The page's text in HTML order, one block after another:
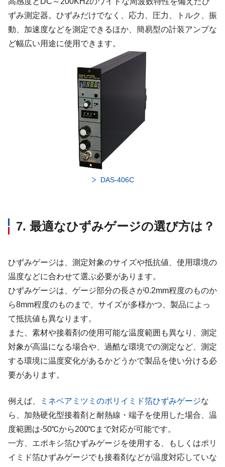
ずみ測定器。ひずみだけでなく、応力、圧力、トルク、振
動、加速度などを測定できるほか、簡易型の計装アンプな
ど幅広い用途に使用できます。
DAS-406C
7. 最適なひずみゲージの選び方は？
ひずみゲージは、測定対象のサイズや抵抗値、使用環境の
温度などに合わせて選ぶ必要があります。
ひずみゲージは、ゲージ部分の長さが0.2mm程度のものか
ら8mm程度のものまで、サイズが多様かつ、製品によっ
て抵抗値も異なります。
また、素材や接着剤の使用可能な温度範囲も異なり、測定
対象が高温になる場合や、過酷な環境での測定など、測定
する環境に温度変化があるかどうかで製品を使い分ける必
要があります。
例えば、 ミネベアミツミのポリイミド箔ひずみゲージな
ら、加熱硬化型接着剤と耐熱線・端子を使用した場合、温
度範囲は-50℃から200℃まで対応が可能です。
一方、エポキシ箔ひずみゲージを使用する、もしくはポリ
イミド箔ひずみゲージでも接着剤などが温度対応していな